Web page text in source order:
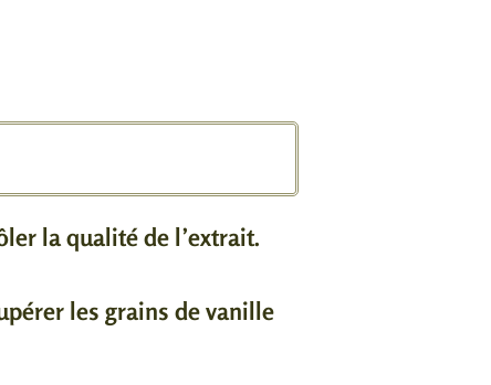
la qualité de l’extrait.
les grains de vanille